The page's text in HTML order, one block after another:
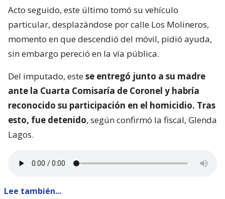
situación”, según los primeros antecedentes
policiales. Sin embargo,el menor tomó un arma
blanca de fabricación artesanal, atacando a la
víctima.
Acto seguido, este último tomó su vehículo
particular, desplazándose por calle Los Molineros,
momento en que descendió del móvil, pidió ayuda,
sin embargo pereció en la vía pública.
ante la Cuarta Comisaría de Coronel y habría
esto, fue detenido